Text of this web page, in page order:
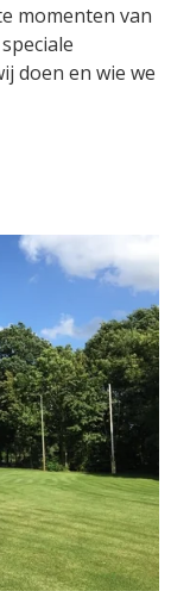
momenten van
doen en wie we